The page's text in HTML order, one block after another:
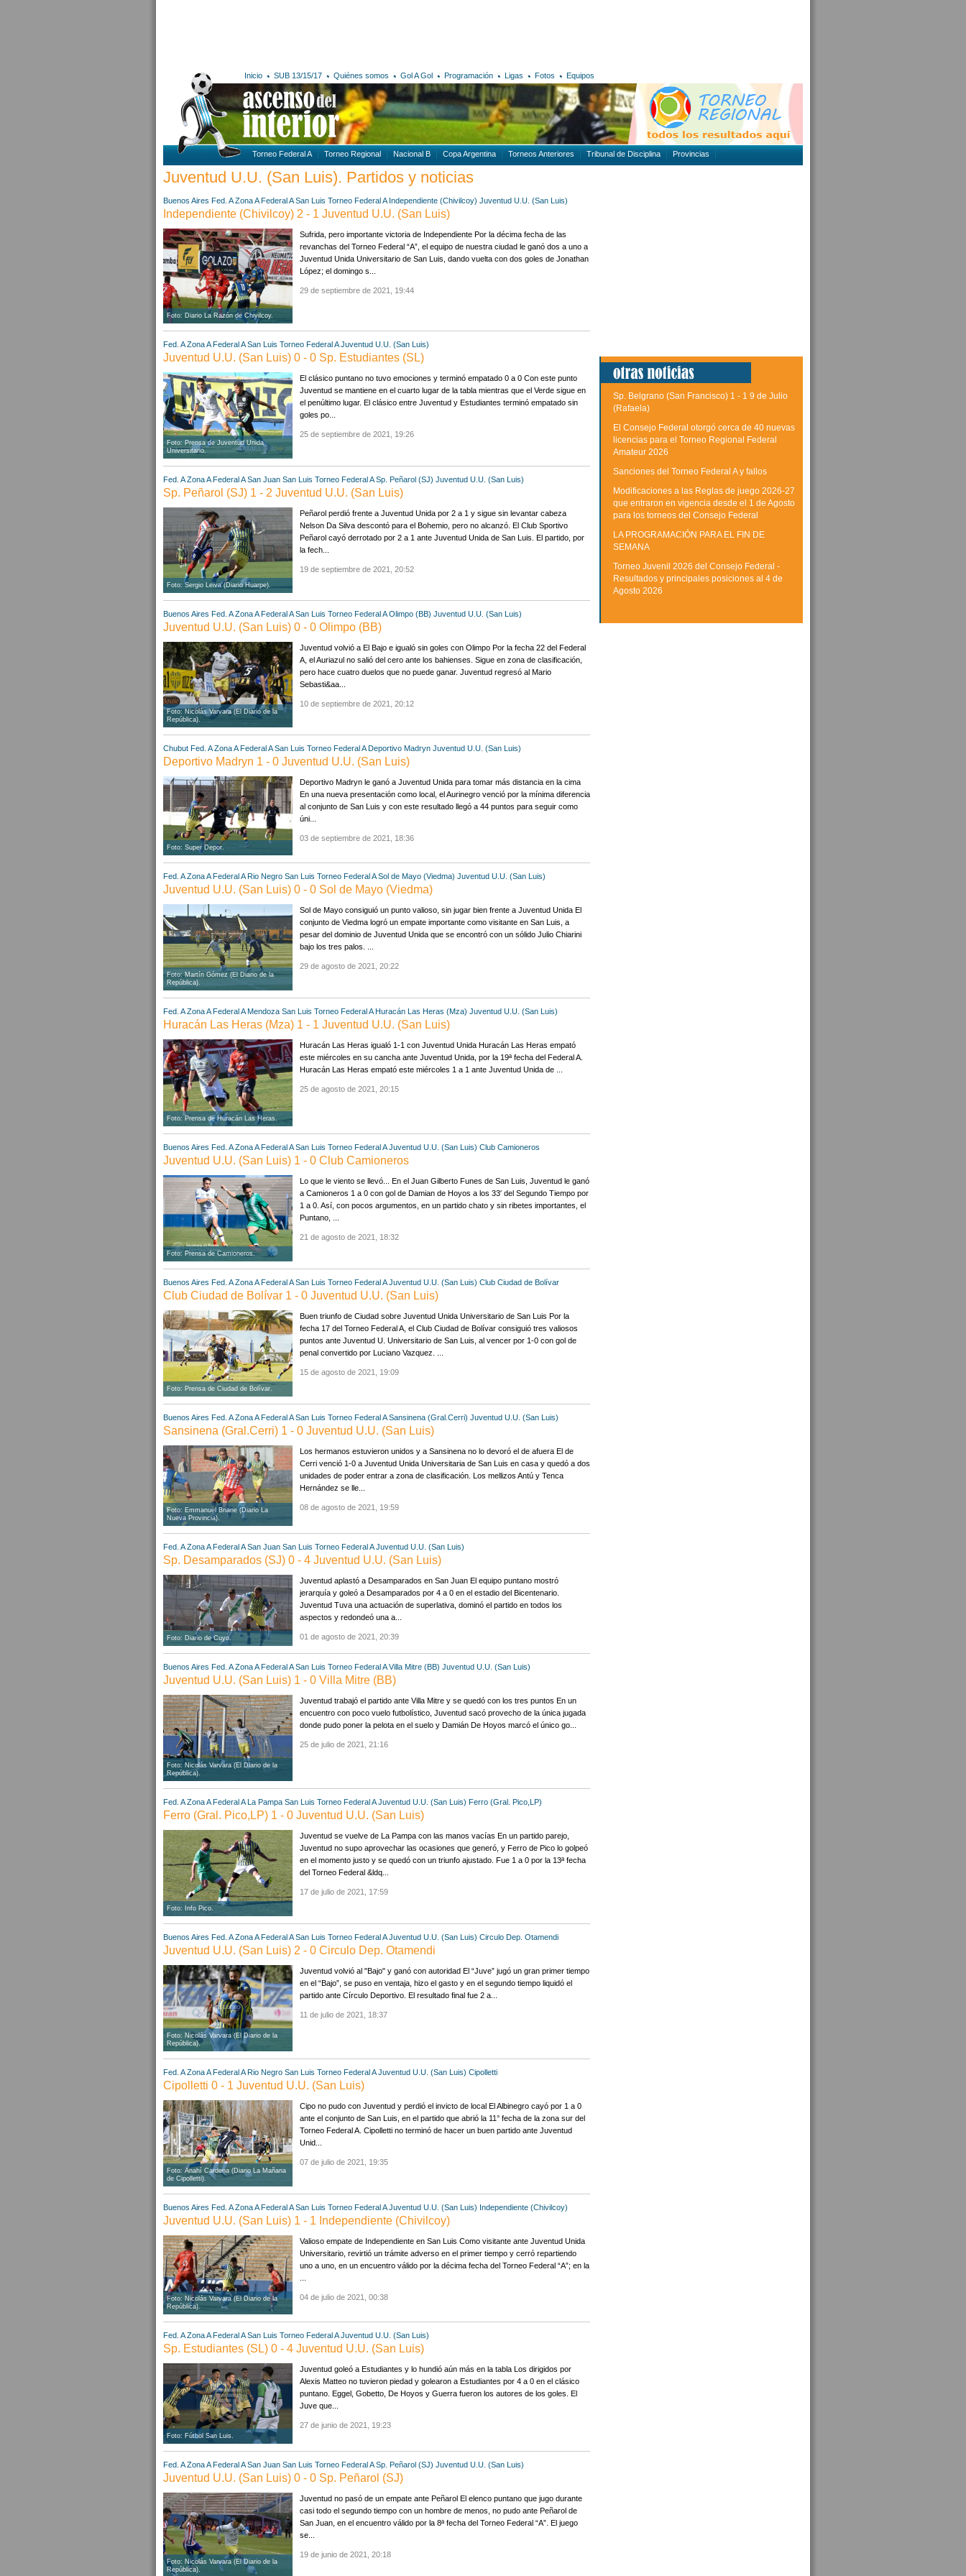
Inicio SUB 13/15/17 Quiénes somos Gol A Gol Programación Ligas Fotos Equipos
Torneo Federal A Torneo Regional Nacional B Copa Argentina Torneos Anteriores Tribunal de Disciplina Provincias
Juventud U.U. (San Luis). Partidos y noticias
Buenos Aires Fed. A Zona A Federal A San Luis Torneo Federal A Independiente (Chivilcoy) Juventud U.U. (San Luis)
Independiente (Chivilcoy) 2 - 1 Juventud U.U. (San Luis)
Foto: Diario La Razón de Chivilcoy.
Sufrida, pero importante victoria de Independiente Por la décima fecha de las
revanchas del Torneo Federal “A”, el equipo de nuestra ciudad le ganó dos a uno a
Juventud Unida Universitario de San Luis, dando vuelta con dos goles de Jonathan
López; el domingo s...
29 de septiembre de 2021, 19:44
Fed. A Zona A Federal A San Luis Torneo Federal A Juventud U.U. (San Luis)
Juventud U.U. (San Luis) 0 - 0 Sp. Estudiantes (SL)
Foto: Prensa de Juventud Unida
Universitario.
El clásico puntano no tuvo emociones y terminó empatado 0 a 0 Con este punto
Juventud se mantiene en el cuarto lugar de la tabla mientras que el Verde sigue en
el penúltimo lugar. El clásico entre Juventud y Estudiantes terminó empatado sin
goles po...
25 de septiembre de 2021, 19:26
Fed. A Zona A Federal A San Juan San Luis Torneo Federal A Sp. Peñarol (SJ) Juventud U.U. (San Luis)
Sp. Peñarol (SJ) 1 - 2 Juventud U.U. (San Luis)
Foto: Sergio Leiva (Diario Huarpe).
Peñarol perdió frente a Juventud Unida por 2 a 1 y sigue sin levantar cabeza
Nelson Da Silva descontó para el Bohemio, pero no alcanzó. El Club Sportivo
Peñarol cayó derrotado por 2 a 1 ante Juventud Unida de San Luis. El partido, por
la fech...
19 de septiembre de 2021, 20:52
Buenos Aires Fed. A Zona A Federal A San Luis Torneo Federal A Olimpo (BB) Juventud U.U. (San Luis)
Juventud U.U. (San Luis) 0 - 0 Olimpo (BB)
Foto: Nicolás Varvara (El Diario de la
República).
Juventud volvió a El Bajo e igualó sin goles con Olimpo Por la fecha 22 del Federal
A, el Auriazul no salió del cero ante los bahienses. Sigue en zona de clasificación,
pero hace cuatro duelos que no puede ganar. Juventud regresó al Mario
Sebasti&aa...
10 de septiembre de 2021, 20:12
Chubut Fed. A Zona A Federal A San Luis Torneo Federal A Deportivo Madryn Juventud U.U. (San Luis)
Deportivo Madryn 1 - 0 Juventud U.U. (San Luis)
Foto: Super Depor.
Deportivo Madryn le ganó a Juventud Unida para tomar más distancia en la cima
En una nueva presentación como local, el Aurinegro venció por la mínima diferencia
al conjunto de San Luis y con este resultado llegó a 44 puntos para seguir como
úni...
03 de septiembre de 2021, 18:36
Fed. A Zona A Federal A Rio Negro San Luis Torneo Federal A Sol de Mayo (Viedma) Juventud U.U. (San Luis)
Juventud U.U. (San Luis) 0 - 0 Sol de Mayo (Viedma)
Foto: Martín Gómez (El Diario de la
República).
Sol de Mayo consiguió un punto valioso, sin jugar bien frente a Juventud Unida El
conjunto de Viedma logró un empate importante como visitante en San Luis, a
pesar del dominio de Juventud Unida que se encontró con un sólido Julio Chiarini
bajo los tres palos. ...
29 de agosto de 2021, 20:22
Fed. A Zona A Federal A Mendoza San Luis Torneo Federal A Huracán Las Heras (Mza) Juventud U.U. (San Luis)
Huracán Las Heras (Mza) 1 - 1 Juventud U.U. (San Luis)
Foto: Prensa de Huracán Las Heras.
Huracán Las Heras igualó 1-1 con Juventud Unida Huracán Las Heras empató
este miércoles en su cancha ante Juventud Unida, por la 19ª fecha del Federal A.
Huracán Las Heras empató este miércoles 1 a 1 ante Juventud Unida de ...
25 de agosto de 2021, 20:15
Buenos Aires Fed. A Zona A Federal A San Luis Torneo Federal A Juventud U.U. (San Luis) Club Camioneros
Juventud U.U. (San Luis) 1 - 0 Club Camioneros
Foto: Prensa de Camioneros.
Lo que le viento se llevó... En el Juan Gilberto Funes de San Luis, Juventud le ganó
a Camioneros 1 a 0 con gol de Damian de Hoyos a los 33′ del Segundo Tiempo por
1 a 0. Así, con pocos argumentos, en un partido chato y sin ribetes importantes, el
Puntano, ...
21 de agosto de 2021, 18:32
Buenos Aires Fed. A Zona A Federal A San Luis Torneo Federal A Juventud U.U. (San Luis) Club Ciudad de Bolívar
Club Ciudad de Bolívar 1 - 0 Juventud U.U. (San Luis)
Foto: Prensa de Ciudad de Bolívar.
Buen triunfo de Ciudad sobre Juventud Unida Universitario de San Luis Por la
fecha 17 del Torneo Federal A, el Club Ciudad de Bolívar consiguió tres valiosos
puntos ante Juventud U. Universitario de San Luis, al vencer por 1-0 con gol de
penal convertido por Luciano Vazquez. ...
15 de agosto de 2021, 19:09
Buenos Aires Fed. A Zona A Federal A San Luis Torneo Federal A Sansinena (Gral.Cerri) Juventud U.U. (San Luis)
Sansinena (Gral.Cerri) 1 - 0 Juventud U.U. (San Luis)
Foto: Emmanuel Briane (Diario La
Nueva Provincia).
Los hermanos estuvieron unidos y a Sansinena no lo devoró el de afuera El de
Cerri venció 1-0 a Juventud Unida Universitaria de San Luis en casa y quedó a dos
unidades de poder entrar a zona de clasificación. Los mellizos Antú y Tenca
Hernández se lle...
08 de agosto de 2021, 19:59
Fed. A Zona A Federal A San Juan San Luis Torneo Federal A Juventud U.U. (San Luis)
Sp. Desamparados (SJ) 0 - 4 Juventud U.U. (San Luis)
Foto: Diario de Cuyo.
Juventud aplastó a Desamparados en San Juan El equipo puntano mostró
jerarquía y goleó a Desamparados por 4 a 0 en el estadio del Bicentenario.
Juventud Tuva una actuación de superlativa, dominó el partido en todos los
aspectos y redondeó una a...
01 de agosto de 2021, 20:39
Buenos Aires Fed. A Zona A Federal A San Luis Torneo Federal A Villa Mitre (BB) Juventud U.U. (San Luis)
Juventud U.U. (San Luis) 1 - 0 Villa Mitre (BB)
Foto: Nicolás Varvara (El Diario de la
República).
Juventud trabajó el partido ante Villa Mitre y se quedó con los tres puntos En un
encuentro con poco vuelo futbolístico, Juventud sacó provecho de la única jugada
donde pudo poner la pelota en el suelo y Damián De Hoyos marcó el único go...
25 de julio de 2021, 21:16
Fed. A Zona A Federal A La Pampa San Luis Torneo Federal A Juventud U.U. (San Luis) Ferro (Gral. Pico,LP)
Ferro (Gral. Pico,LP) 1 - 0 Juventud U.U. (San Luis)
Foto: Info Pico.
Juventud se vuelve de La Pampa con las manos vacías En un partido parejo,
Juventud no supo aprovechar las ocasiones que generó, y Ferro de Pico lo golpeó
en el momento justo y se quedó con un triunfo ajustado. Fue 1 a 0 por la 13ª fecha
del Torneo Federal &ldq...
17 de julio de 2021, 17:59
Buenos Aires Fed. A Zona A Federal A San Luis Torneo Federal A Juventud U.U. (San Luis) Circulo Dep. Otamendi
Juventud U.U. (San Luis) 2 - 0 Circulo Dep. Otamendi
Foto: Nicolás Varvara (El Diario de la
República).
Juventud volvió al "Bajo" y ganó con autoridad El “Juve” jugó un gran primer tiempo
en el “Bajo”, se puso en ventaja, hizo el gasto y en el segundo tiempo liquidó el
partido ante Círculo Deportivo. El resultado final fue 2 a...
11 de julio de 2021, 18:37
Fed. A Zona A Federal A Rio Negro San Luis Torneo Federal A Juventud U.U. (San Luis) Cipolletti
Cipolletti 0 - 1 Juventud U.U. (San Luis)
Foto: Anahí Cardena (Diario La Mañana
de Cipolletti).
Cipo no pudo con Juventud y perdió el invicto de local El Albinegro cayó por 1 a 0
ante el conjunto de San Luis, en el partido que abrió la 11° fecha de la zona sur del
Torneo Federal A. Cipolletti no terminó de hacer un buen partido ante Juventud
Unid...
07 de julio de 2021, 19:35
Buenos Aires Fed. A Zona A Federal A San Luis Torneo Federal A Juventud U.U. (San Luis) Independiente (Chivilcoy)
Juventud U.U. (San Luis) 1 - 1 Independiente (Chivilcoy)
Foto: Nicolás Varvara (El Diario de la
República).
Valioso empate de Independiente en San Luis Como visitante ante Juventud Unida
Universitario, revirtió un trámite adverso en el primer tiempo y cerró repartiendo
uno a uno, en un encuentro válido por la décima fecha del Torneo Federal “A”; en la
04 de julio de 2021, 00:38
Fed. A Zona A Federal A San Luis Torneo Federal A Juventud U.U. (San Luis)
Sp. Estudiantes (SL) 0 - 4 Juventud U.U. (San Luis)
Foto: Fútbol San Luis.
Juventud goleó a Estudiantes y lo hundió aún más en la tabla Los dirigidos por
Alexis Matteo no tuvieron piedad y golearon a Estudiantes por 4 a 0 en el clásico
puntano. Eggel, Gobetto, De Hoyos y Guerra fueron los autores de los goles. El
Juve que...
27 de junio de 2021, 19:23
Fed. A Zona A Federal A San Juan San Luis Torneo Federal A Sp. Peñarol (SJ) Juventud U.U. (San Luis)
Juventud U.U. (San Luis) 0 - 0 Sp. Peñarol (SJ)
Foto: Nicolás Varvara (El Diario de la
República).
Juventud no pasó de un empate ante Peñarol El elenco puntano que jugo durante
casi todo el segundo tiempo con un hombre de menos, no pudo ante Peñarol de
San Juan, en el encuentro válido por la 8ª fecha del Torneo Federal “A”. El juego
se...
19 de junio de 2021, 20:18
Sp. Belgrano (San Francisco) 1 - 1 9 de Julio
(Rafaela)
El Consejo Federal otorgó cerca de 40 nuevas
licencias para el Torneo Regional Federal
Amateur 2026
Sanciones del Torneo Federal A y fallos
Modificaciones a las Reglas de juego 2026-27
que entraron en vigencia desde el 1 de Agosto
para los torneos del Consejo Federal
LA PROGRAMACIÓN PARA EL FIN DE
SEMANA
Torneo Juvenil 2026 del Consejo Federal -
Resultados y principales posiciones al 4 de
Agosto 2026